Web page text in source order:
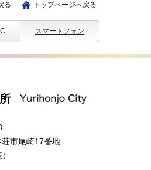
る トップページへ戻る
スマートフォン
市尾崎17番地